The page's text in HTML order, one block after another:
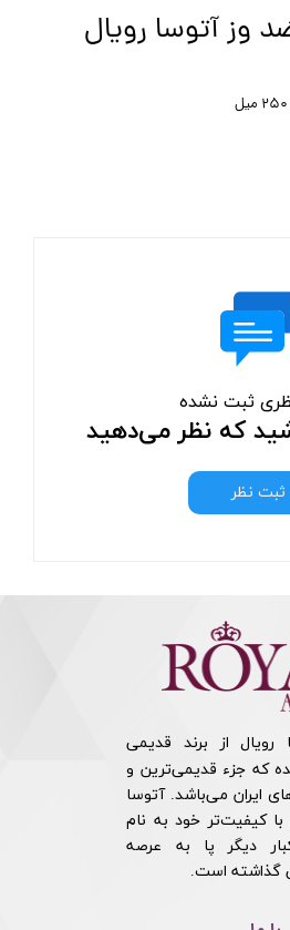
وز آتوسا رویال
ثبت نشده
که نظر می‌دهید
ثبت نظر
رویال از برند قدیمی
که جزء قدیمی‌ترین و
ایران می‌باشد. آتوسا
با کیفیت‌تر خود به نام
دیگر پا به عرصه
گذاشته است.​​​​​​​